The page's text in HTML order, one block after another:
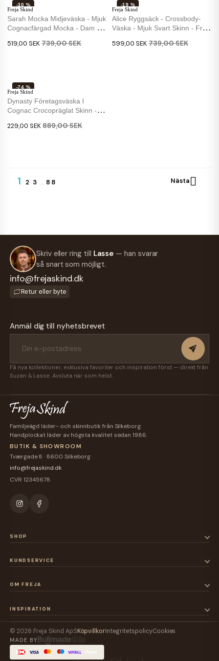
Freja Skind
Sarah Mocka Midjeväska - Mjuk
Cognacfärgad Mocka - Dam -
519,00 SEK 739,00 SEK
-30 %
Freja Skind
Alice Ryggsäck - Crossbody-
Väska - Mjuk Svart Skinn - Freja
599,00 SEK 739,00 SEK
-19 %
Freja Skind
Dynasty Företagsväska I
Cognac Crocopräglat Skinn -
229,00 SEK 889,00 SEK
-74 %
1 2 3 … 88 Nästa
Skriv eller ring till Lasse — han svarar
så snart som möjligt.
info@frejaskind.dk
Retur eller byte
Anmäl dig till nyhetsbrevet
Få nya kollektioner, exklusiva favoriter och inspiration först — direkt från
Suzan & Lasse. Avsluta när som helst.
Familjeägd läder- och skinnbutik från Silkeborg.
Handplockat läder av högsta kvalitet sedan 1986.
BUTIK & SHOWROOM
Tværgade 8 · 8600 Silkeborg
info@frejaskind.dk
CVR 12345678
SHOP
KUNDSERVICE
OM FREJA
INSPIRATION
© 2026 Freja Skind ApSKöpvillkorIntegritetspolicyCookies
MADE BY